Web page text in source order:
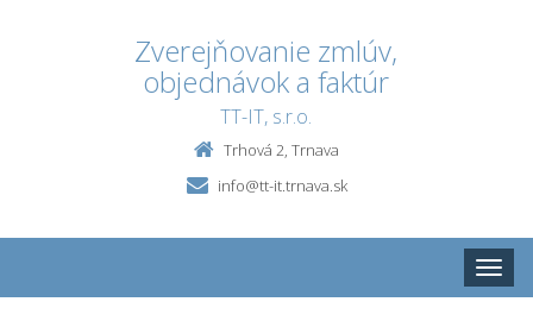
Zverejňovanie zmlúv,
objednávok a faktúr
TT-IT, s.r.o.
Trhová 2, Trnava
info@tt-it.trnava.sk
Toggle